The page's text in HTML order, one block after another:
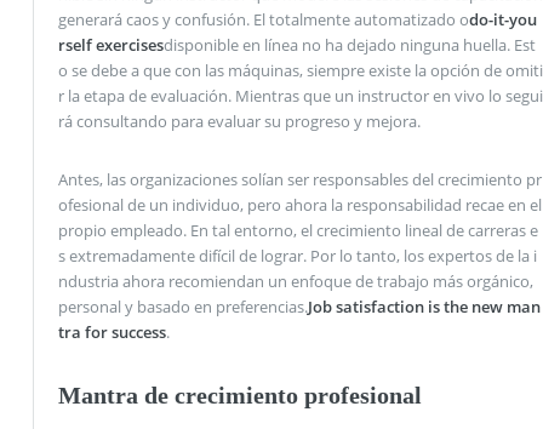
generará caos y confusión. El totalmente automatizado odo-it-you
rself exercisesdisponible en línea no ha dejado ninguna huella. Est
o se debe a que con las máquinas, siempre existe la opción de omiti
r la etapa de evaluación. Mientras que un instructor en vivo lo segui
rá consultando para evaluar su progreso y mejora.
Antes, las organizaciones solían ser responsables del crecimiento pr
ofesional de un individuo, pero ahora la responsabilidad recae en el
propio empleado. En tal entorno, el crecimiento lineal de carreras e
s extremadamente difícil de lograr. Por lo tanto, los expertos de la i
ndustria ahora recomiendan un enfoque de trabajo más orgánico,
personal y basado en preferencias.Job satisfaction is the new man
tra for success.
Mantra de crecimiento profesional